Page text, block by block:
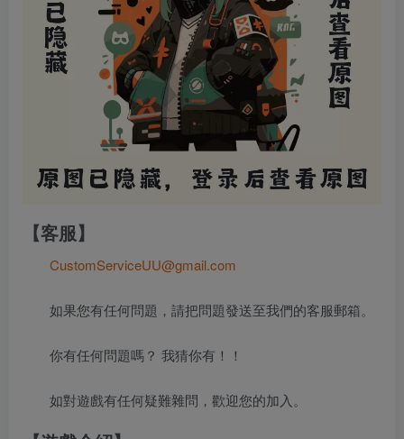
【客服】
CustomServiceUU@gmail.com
如果您有任何問題，請把問題發送至我們的客服郵箱。
你有任何問題嗎？ 我猜你有！！
如對遊戲有任何疑難雜問，歡迎您的加入。